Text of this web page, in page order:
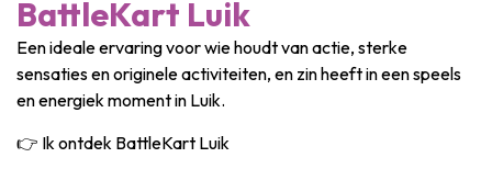
BattleKart Luik
Een ideale ervaring voor wie houdt van actie, sterke
sensaties en originele activiteiten, en zin heeft in een speels
en energiek moment in Luik.
👉 Ik ontdek BattleKart Luik